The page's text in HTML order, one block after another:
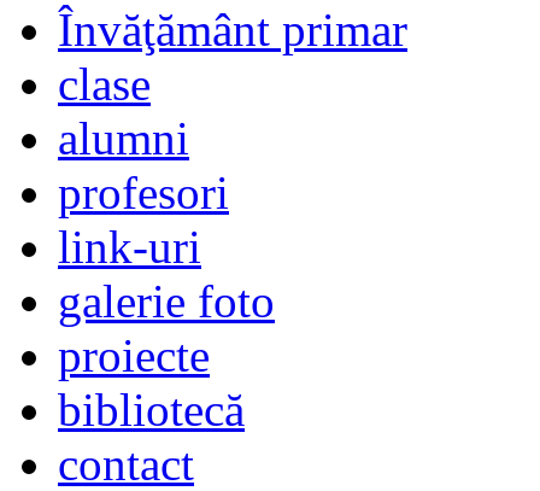
Învăţământ primar
clase
alumni
profesori
link-uri
galerie foto
proiecte
bibliotecă
contact